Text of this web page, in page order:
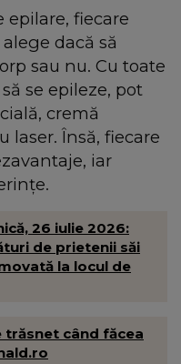
fiecare
dacă să
sau nu. Cu toate
se epileze, pot
cremă
laser. Însă, fiecare
iar
26 iulie 2026:
de prietenii săi
la locul de
trăsnet când făcea